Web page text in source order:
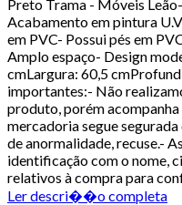
Preto Trama - Móveis
Acabamento em pintura
em PVC- Possui pés em
Amplo espaço- Design
cmLargura: 60,5
importantes:- Não
produto, porém
mercadoria segue
de anormalidade, recuse.-
identificação com o nome,
relativos à compra para
Ler descri��o completa